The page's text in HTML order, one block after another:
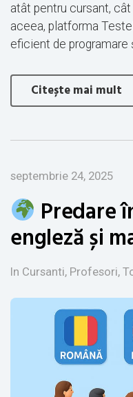
atât pentru cursant,
aceea, platforma
eficient de programare
Citește mai mult
septembrie 24, 2025
Predare
engleză și
In Cursanti, Profesori,